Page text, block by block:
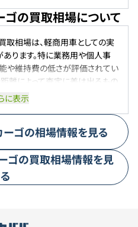
ーズに応えています。
ゴの買取相場について
取相場は、軽商用車としての実
ります。特に業務用や個人事
や維持費の低さが評価されてい
離によって査定に差は出るもの
、大きな価格崩れは起きにくい
場に流通する台数が多いこと
況です。全体的には、ハイゼッ
とは言いにくいものの、安定的
、実用性を重視するユーザーか
定の相場を維持していくと考え
に表示
ーゴの相場情報を見る
ゴの買取相場情報を見
る